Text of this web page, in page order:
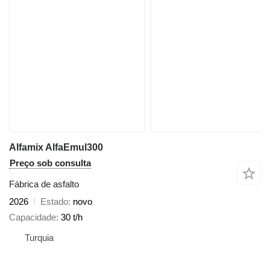
Alfamix AlfaEmul300
Preço sob consulta
Fábrica de asfalto
2026
Estado novo
Capacidade 30 t/h
Turquia